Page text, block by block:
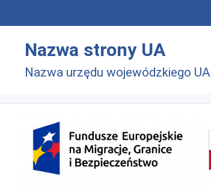
Nazwa strony UA
Nazwa urzędu wojewódzkiego UA